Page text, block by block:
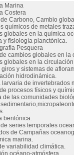
Marina
Costera
Carbono, Cambio
químicos de metales
globales en la química
y fisiología planctónica.
Pesquera
cambios globales en la
globales en la
giros y sistemas de
hidrodinámica.
larvaria de invertebrados
procesos físicos y
de las comunidades
bentónica.
series temporales
de Campañas
marina.
variabilidad climática.
océano-atmósfera.